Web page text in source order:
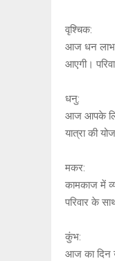
वृश्चिक:
आज धन लाभ
आएगी।
धनु:
आज आपके
यात्रा की
मकर:
कामकाज में
परिवार के
कुंभ:
आज का दिन